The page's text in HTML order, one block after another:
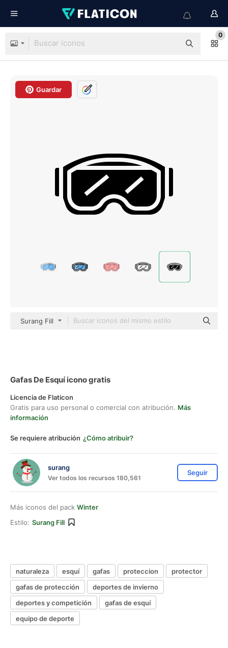
0
Guardar
Surang Fill
Gafas De Esquí icono gratis
Licencia de Flaticon
Gratis para uso personal o comercial con atribución. Más
información
Se requiere atribución ¿Cómo atribuir?
surang
Ver todos los recursos 180,561
Seguir
Más iconos del pack Winter
Estilo: Surang Fill
naturaleza esquí gafas proteccion
protector
gafas de protección
deportes de invierno
deportes y competición
gafas de esquí
equipo de deporte